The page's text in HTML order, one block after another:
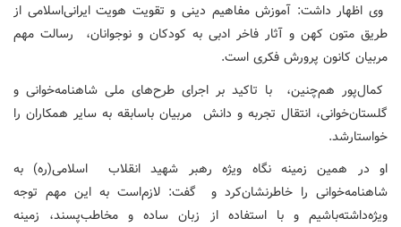
وی اظهار داشت: آموزش مفاهیم دینی و تقویت هویت ایرانی‌اسلامی از
طریق متون کهن و آثار فاخر ادبی به کودکان و نوجوانان، رسالت مهم
مربیان کانون پرورش فکری است.
کمال‌پور هم‌چنین، با تاکید بر اجرای طرح‌های ملی شاهنامه‌خوانی و
گلستان‌خوانی، انتقال تجربه و دانش مربیان باسابقه به سایر همکاران را
خواستارشد.
او در همین زمینه نگاه ویژه رهبر شهید انقلاب اسلامی(ره) به
شاهنامه‌خوانی را خاطرنشان‌کرد و گفت: لازم‌است به این مهم توجه
ویژه‌داشته‌باشیم و با استفاده از زبان ساده و مخاطب‌پسند، زمینه